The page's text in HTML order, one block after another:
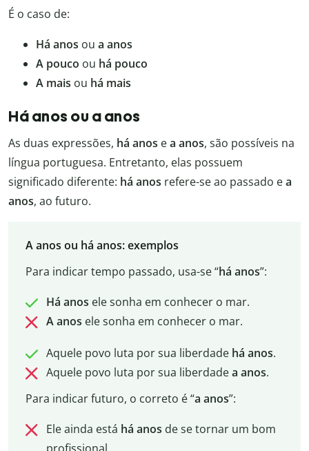
É o caso de:
Há anos ou a anos
A pouco ou há pouco
A mais ou há mais
Há anos ou a anos
As duas expressões, há anos ea anos, são possíveis na
língua portuguesa. Entretanto, elas possuem
significado diferente: há anos refere-se ao passado ea
anos, ao futuro.
A anos ou há anos: exemplos
Para indicar tempo passado, usa-se “há anos”:
Há anos ele sonha em conhecer o mar.
A anos ele sonha em conhecer o mar.
Aquele povo luta por sua liberdade há anos.
Aquele povo luta por sua liberdadea anos.
Para indicar futuro, o correto é “a anos”:
Ele ainda está há anos de se tornar um bom